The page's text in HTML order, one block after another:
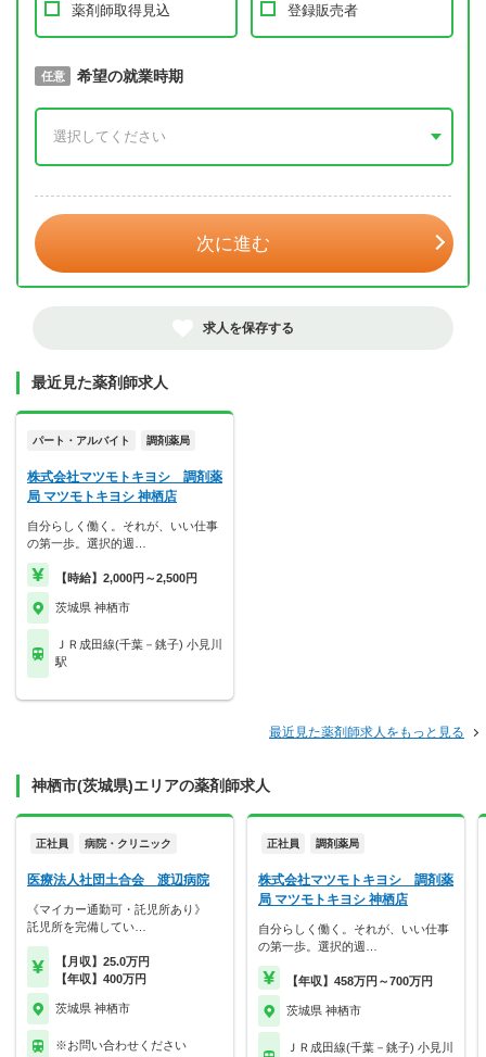
薬剤師取得見込 登録販売者
必須 取得予定年
任意 希望の就業時期
次に進む
求人を保存する
最近見た薬剤師求人
パート・アルバイト 調剤薬局
株式会社マツモトキヨシ 調剤薬
局 マツモトキヨシ 神栖店
自分らしく働く。それが、いい仕事
の第一歩。選択的週…
【時給】2,000円～2,500円
茨城県 神栖市
ＪＲ成田線(千葉－銚子) 小見川
駅
最近見た薬剤師求人をもっと見る
神栖市(茨城県)エリアの薬剤師求人
正社員 病院・クリニック
医療法人社団土合会 渡辺病院
《マイカー通勤可・託児所あり》
託児所を完備してい…
【月収】25.0万円
【年収】400万円
茨城県 神栖市
※お問い合わせください
正社員 調剤薬局
株式会社マツモトキヨシ 調剤薬
局 マツモトキヨシ 神栖店
自分らしく働く。それが、いい仕事
の第一歩。選択的週…
【年収】458万円～700万円
茨城県 神栖市
ＪＲ成田線(千葉－銚子) 小見川